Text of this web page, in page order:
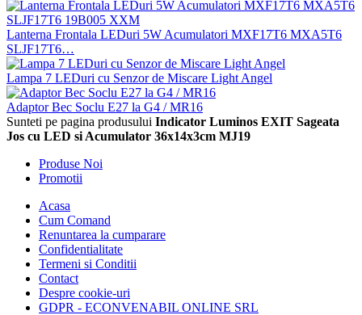
Lanterna Frontala LEDuri 5W Acumulatori MXF17T6 MXA5T6
SLJF17T6…
Lampa 7 LEDuri cu Senzor de Miscare Light Angel
Adaptor Bec Soclu E27 la G4 / MR16
Sunteti pe pagina produsului Indicator Luminos EXIT Sageata
Jos cu LED si Acumulator 36x14x3cm MJ19
Produse Noi
Promotii
Acasa
Cum Comand
Renuntarea la cumparare
Confidentialitate
Termeni si Conditii
Contact
Despre cookie-uri
GDPR - ECONVENABIL ONLINE SRL